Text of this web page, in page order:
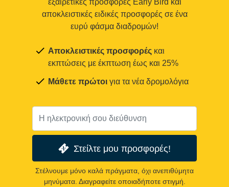
εξαιρετικές προσφορές Early Bird και
αποκλειστικές ειδικές προσφορές σε ένα
ευρύ φάσμα διαδρομών!
Αποκλειστικές προσφορές και
εκπτώσεις με έκπτωση έως και 25%
Μάθετε πρώτοι για τα νέα δρομολόγια
Στείλτε μου προσφορές!
Στέλνουμε μόνο καλά πράγματα, όχι ανεπιθύμητα
μηνύματα. Διαγραφείτε οποιαδήποτε στιγμή.